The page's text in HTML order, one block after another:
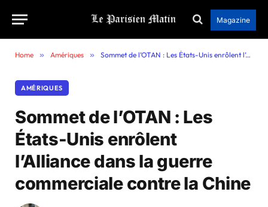
Magazine
Home » Amériques » Sommet de l’OTAN : Les États-Unis enrôlent l’Alliance dans la guerre commerciale contre la Chine
AMÉRIQUES
Sommet de l’OTAN : Les
États-Unis enrôlent
l’Alliance dans la guerre
commerciale contre la Chine